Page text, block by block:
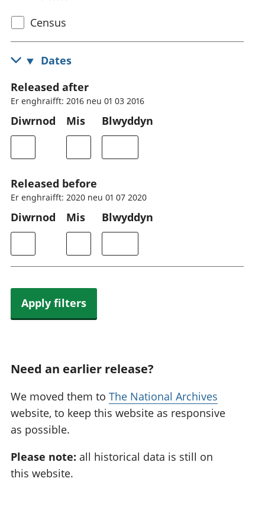
Select
census
topic
Census
Dates
Released after
Er enghraifft: 2016 neu 01 03 2016
Diwrnod Mis Blwyddyn
Released before
Er enghraifft: 2020 neu 01 07 2020
Diwrnod Mis Blwyddyn
Apply filters
Need an earlier release?
We moved them to The National Archives
website, to keep this website as responsive
as possible.
Please note: all historical data is still on
this website.